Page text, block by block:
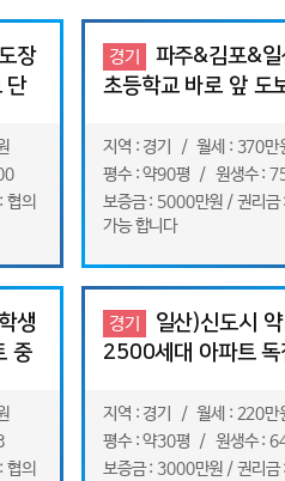
장
단
협의
경기
파주&김포&일
초등학교 바로 앞 도
지역 : 경기 / 월세 : 370만
평수 : 약90평 / 원생수 :
보증금 : 5000만원 / 권리금
가능 합니다
생
중
협의
경기
일산)신도시 약
2500세대 아파트 독
지역 : 경기 / 월세 : 220만
평수 : 약30평 / 원생수 :
보증금 : 3000만원 / 권리금